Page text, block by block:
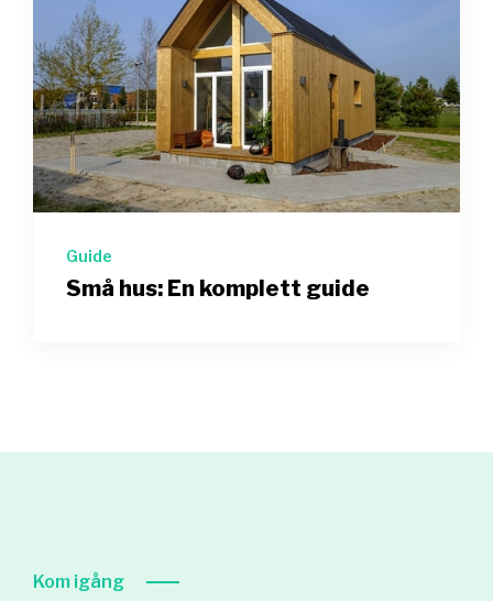
Guide
Små hus: En komplett guide
Kom igång